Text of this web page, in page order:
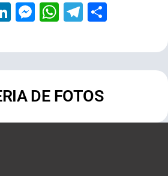
LinkedIn
Messenger
WhatsApp
Telegram
DE FOTOS